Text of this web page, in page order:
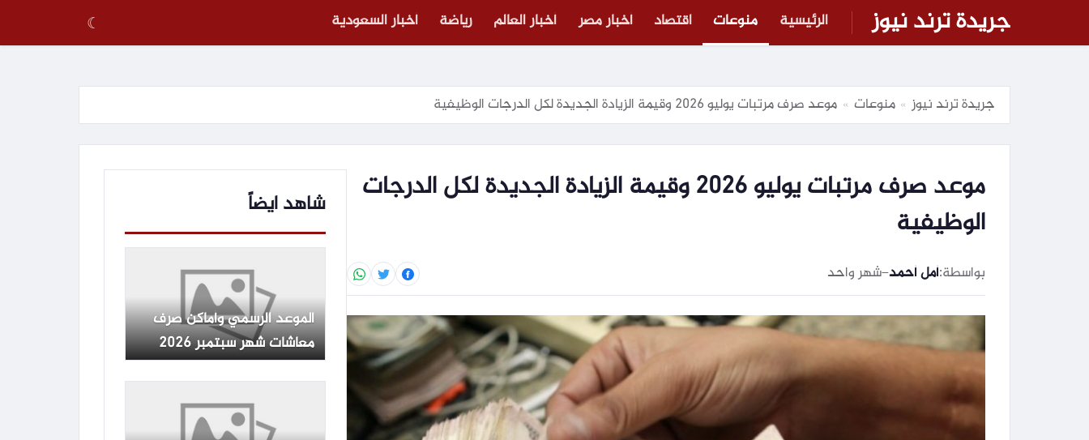
جريدة ترند نيوز الرئيسية منوعات اقتصاد أخبار مصر أخبار العالم رياضة أخبار السعودية ☾
جريدة ترند نيوز » منوعات » موعد صرف مرتبات يوليو 2026 وقيمة الزيادة الجديدة لكل الدرجات الوظيفية
موعد صرف مرتبات يوليو 2026 وقيمة الزيادة الجديدة لكل الدرجات
الوظيفية
بواسطة:أمل أحمد–شهر واحد
شاهد ايضاً
الموعد الرسمي وأماكن صرف
معاشات شهر سبتمبر 2026
وفقا للجدول المعلن